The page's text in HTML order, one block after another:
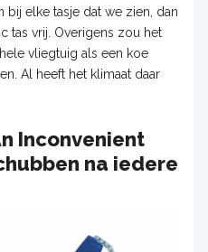
bij elke tasje dat we zien, dan
tas vrij. Overigens zou het
vliegtuig als een koe
Al heeft het klimaat daar
Inconvenient
na iedere